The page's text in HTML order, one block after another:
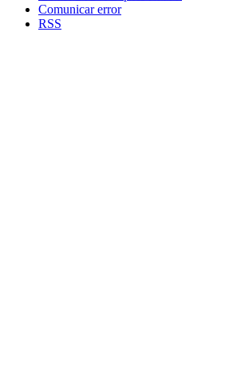
Comunicar error
RSS